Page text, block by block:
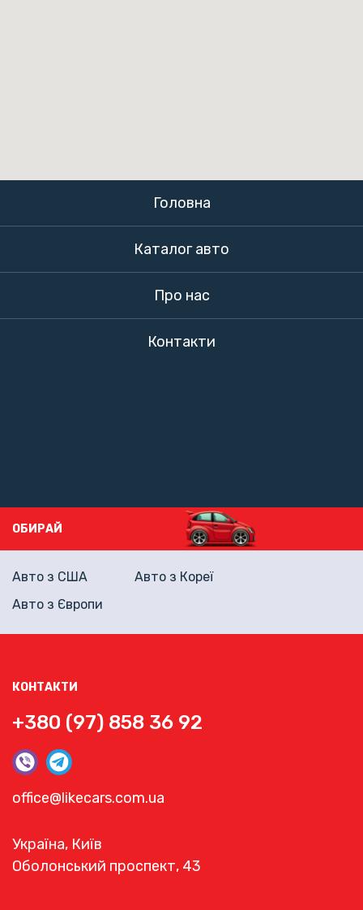
Головна
Каталог авто
Про нас
Контакти
КОНТАКТИ
+380 (97) 858 36 92
office@likecars.com.ua
Україна, Київ
Оболонський проспект, 43
ОБИРАЙ
Авто з США
Авто з Кореї
Авто з Європи